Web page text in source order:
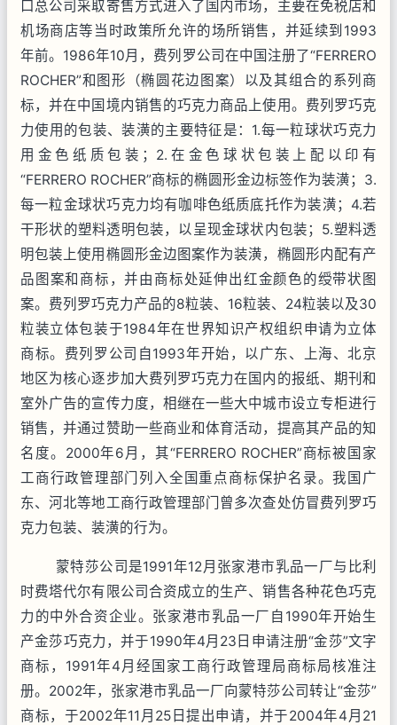
口总公司采取寄售方式进入了国内市场，主要在免税店和
机场商店等当时政策所允许的场所销售，并延续到 1993
年前。 1986年10月，费列罗公司在中国注册了“FERRERO
ROCHER”和图形（椭圆花边图案）以及其组合的系列商
标，并在中国境内销售的巧克力商品上使用。费列罗巧克
力使用的包装、装潢的主要特征是： 1.每一粒球状巧克力
用金色纸质包装； 2. 在金色球状包装上配以印有
“FERRERO ROCHER”商标的椭圆形金边标签作为装潢； 3.
每一粒金球状巧克力均有咖啡色纸质底托作为装潢； 4.若
干形状的塑料透明包装，以呈现金球状内包装； 5.塑料透
明包装上使用椭圆形金边图案作为装潢，椭圆形内配有产
品图案和商标，并由商标处延伸出红金颜色的绶带状图
案。费列罗巧克力产品的8粒装、 16粒装、 24粒装以及30
粒装立体包装于1984年在世界知识产权组织申请为立体
商标。费列罗公司自1993年开始，以广东、上海、北京
地区为核心逐步加大费列罗巧克力在国内的报纸、期刊和
室外广告的宣传力度，相继在一些大中城市设立专柜进行
销售，并通过赞助一些商业和体育活动，提高其产品的知
名度。 2000年6月，其“FERRERO ROCHER”商标被国家
工商行政管理部门列入全国重点商标保护名录。我国广
东、河北等地工商行政管理部门曾多次查处仿冒费列罗巧
克力包装、装潢的行为。
蒙特莎公司是1991年12月张家港市乳品一厂与比利
时费塔代尔有限公司合资成立的生产、销售各种花色巧克
力的中外合资企业。张家港市乳品一厂自 1990年开始生
产金莎巧克力，并于1990年4月 23 日申请注册“金莎”文字
商标， 1991年4月经国家工商行政管理局商标局核准注
册。 2002年，张家港市乳品一厂向蒙特莎公司转让“金莎”
商标，于2002年11月 25 日提出申请，并于2004年4月 21